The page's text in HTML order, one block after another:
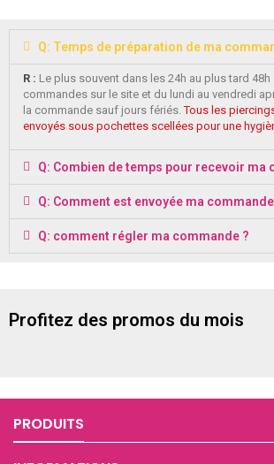
Q: Temps de préparation de ma
R : Le plus souvent dans les 24h au plus tard
commandes sur le site et du lundi au vendredi
la commande sauf jours fériés.Tous les
envoyés sous pochettes scellées pour une
Q: Combien de temps pour recevoir ma
Q: Comment est envoyée ma
Q: comment régler ma commande ?
Profitez des promos du mois
PRODUITS